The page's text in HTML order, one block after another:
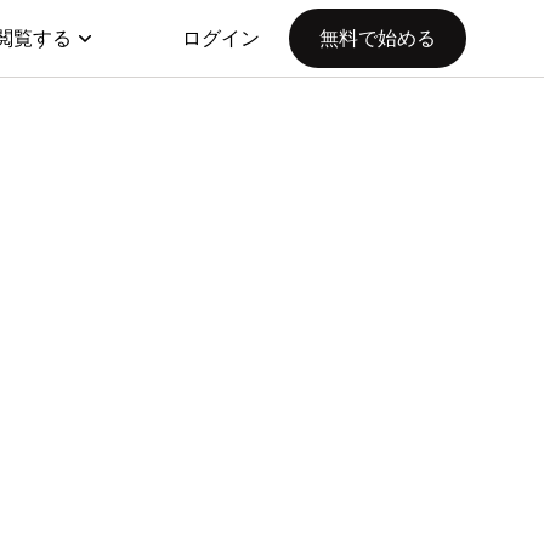
覧する ログイン 無料で始める